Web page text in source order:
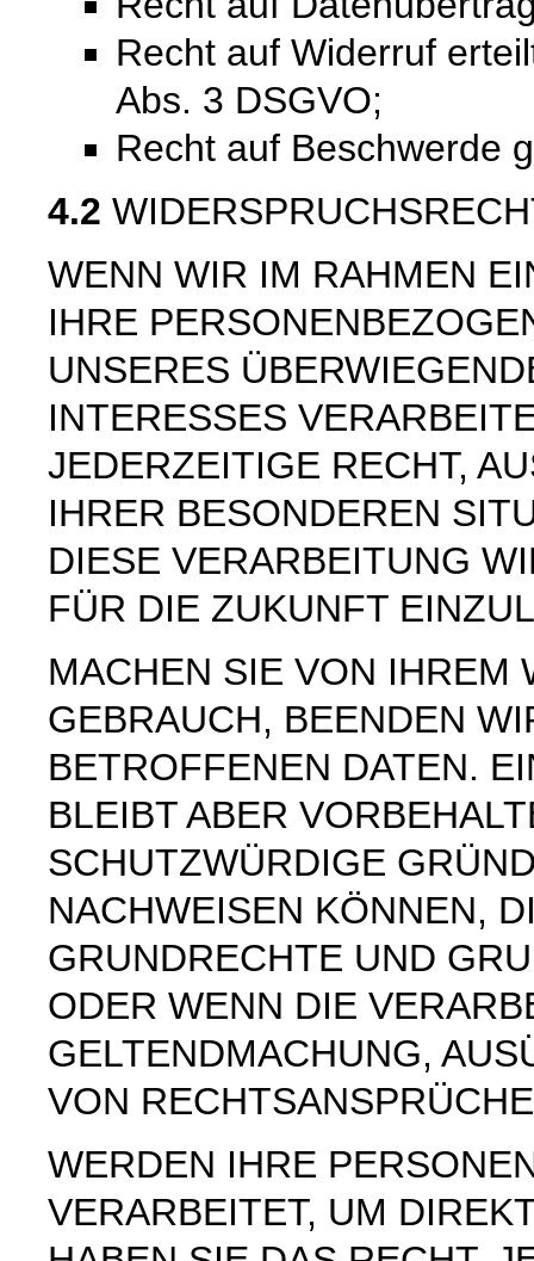
Recht auf Widerruf
Abs. 3 DSGVO;
Recht auf Beschwerde
4.2
WENN WIR IM RAHMEN
IHRE
UNSERES
INTERESSES
JEDERZEITIGE RECHT,
IHRER BESONDEREN
DIESE VERARBEITUNG
FÜR DIE ZUKUNFT
MACHEN SIE VON IHREM
GEBRAUCH, BEENDEN
BETROFFENEN DATEN.
BLEIBT ABER
SCHUTZWÜRDIGE
NACHWEISEN KÖNNEN,
GRUNDRECHTE UND
ODER WENN DIE
GELTENDMACHUNG,
VON
WERDEN IHRE
VERARBEITET, UM